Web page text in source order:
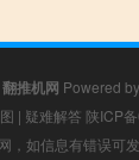
翻推机网 Powered by
| 疑难解答 陕ICP
，如信息有错误可